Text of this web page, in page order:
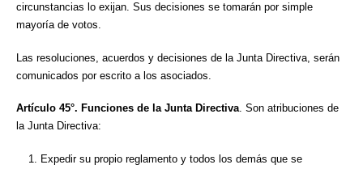
circunstancias lo exijan. Sus decisiones se tomarán por simple
mayoría de votos.
Las resoluciones, acuerdos y decisiones de la Junta Directiva, serán
comunicados por escrito a los asociados.
Artículo 45°. Funciones de la Junta Directiva. Son atribuciones de
la Junta Directiva:
Expedir su propio reglamento y todos los demás que se